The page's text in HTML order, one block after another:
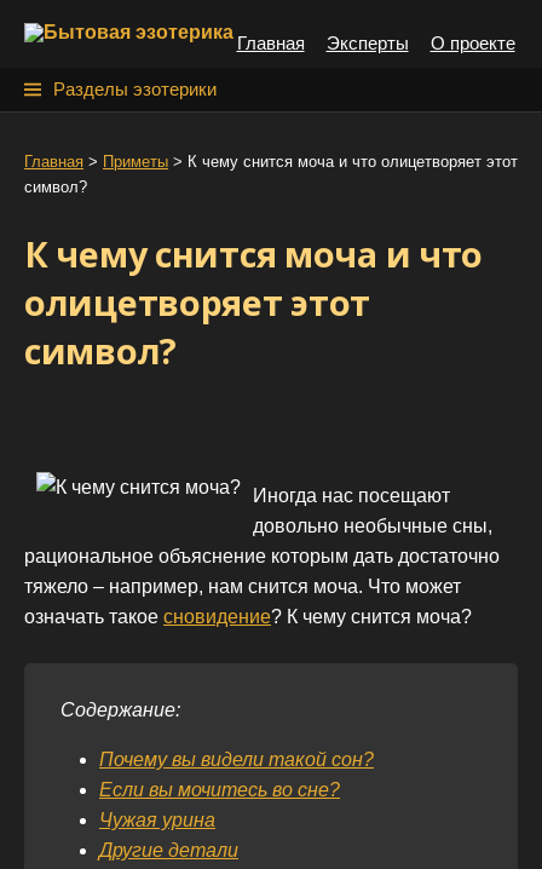
Главная Эксперты О проекте
Разделы эзотерики
й
:
Главная > Приметы > К чему снится моча и что олицетворяет этот
символ?
К чему снится моча и что
олицетворяет этот
символ?
Иногда нас посещают
довольно необычные сны,
рациональное объяснение которым дать достаточно
тяжело – например, нам снится моча. Что может
означать такое сновидение? К чему снится моча?
Содержание:
Почему вы видели такой сон?
Если вы мочитесь во сне?
Чужая урина
Другие детали